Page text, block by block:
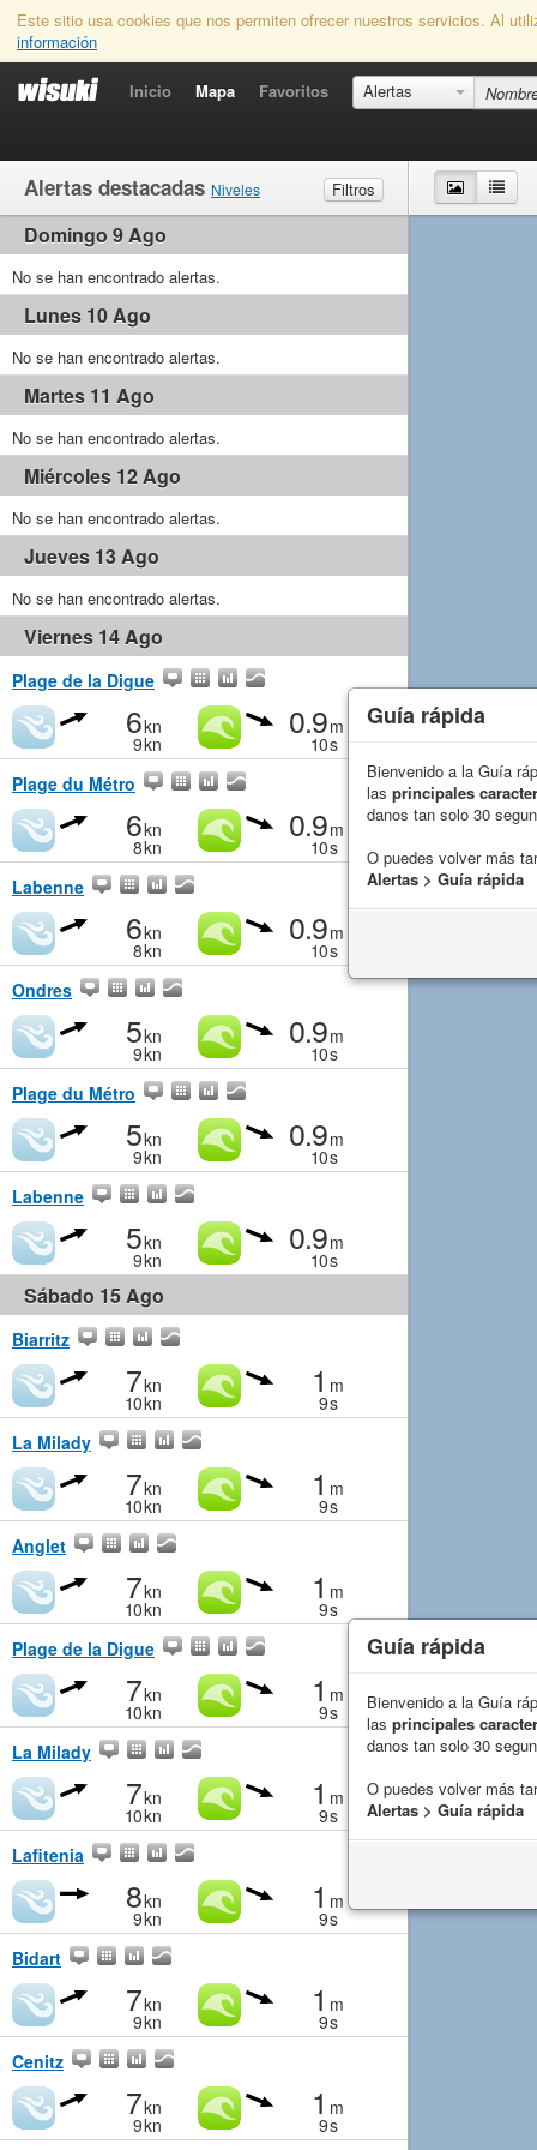
Este sitio usa cookies que nos permiten ofrecer nuestros servicios. Al
información
Inicio Mapa Favoritos Alertas
Alertas destacadas Niveles
Filtros
Viento
Olas
Domingo 9 Ago
No se han encontrado alertas.
Lunes 10 Ago
No se han encontrado alertas.
Martes 11 Ago
No se han encontrado alertas.
Miércoles 12 Ago
No se han encontrado alertas.
Jueves 13 Ago
No se han encontrado alertas.
Viernes 14 Ago
Plage de la Digue
6kn
9kn
0.9m
10s
Plage du Métro
6kn
8kn
0.9m
10s
Labenne
6kn
8kn
0.9m
10s
Ondres
5kn
9kn
0.9m
10s
Plage du Métro
5kn
9kn
0.9m
10s
Labenne
5kn
9kn
0.9m
10s
Sábado 15 Ago
Biarritz
7kn
10kn
1 m
9s
La Milady
7kn
10kn
1 m
9s
Anglet
7kn
10kn
1 m
9s
Plage de la Digue
7kn
10kn
1 m
9s
La Milady
7kn
10kn
1 m
9s
Lafitenia
8kn
9kn
1 m
9s
Bidart
7kn
9kn
1 m
9s
Cenitz
7kn
9kn
1 m
9s
Mapa
Guía rápida
Bienvenido a la Guía
las principales
danos tan solo 30
O puedes volver más
Alertas > Guía rápida
Guía rápida
Bienvenido a la Guía
las principales
danos tan solo 30
O puedes volver más
Alertas > Guía rápida